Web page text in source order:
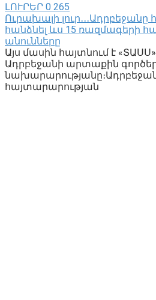
ԼՈՒՐԵՐ 0 265
Ուրախալի
հանձնել ևս 15 ռազմագերի
անունները
Այս մասին հայտնում է
Ադրբեջանի արտաքին
հայտարարության